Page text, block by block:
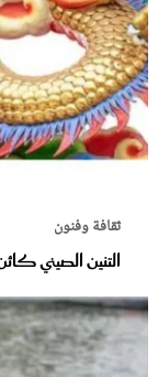
ثقافة وفنون
التنين الصيني